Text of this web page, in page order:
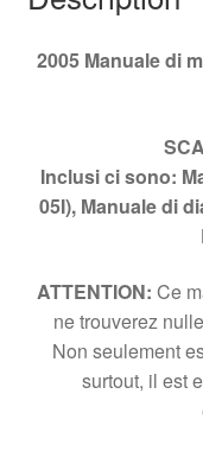
2005 Manuale di
Inclusi ci sono:
05I), Manuale di
ATTENTION: Ce
ne trouverez
Non seulement
surtout, il est